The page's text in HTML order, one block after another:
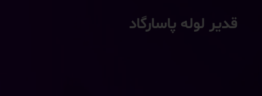
قدیر لوله پاسارگاد